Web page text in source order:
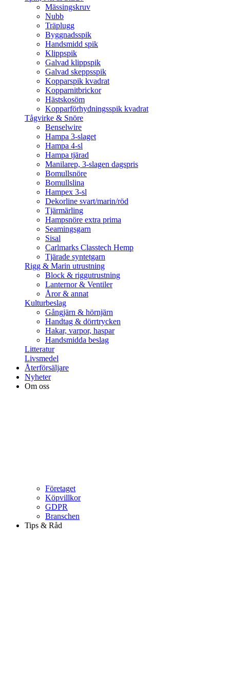
Mässingskruv
Nubb
Träplugg
Byggnadsspik
Handsmidd spik
Klippspik
Galvad klippspik
Galvad skeppsspik
Kopparspik kvadrat
Kopparnitbrickor
Hästskosöm
Kopparförhydningsspik kvadrat
Tågvirke & Snöre
Benselwire
Hampa 3-slaget
Hampa 4-sl
Hampa tjärad
Manilarep, 3-slagen dagspris
Bomullsnöre
Bomullslina
Hampex 3-sl
Dekorline svart/marin/röd
Tjärmärling
Hampsnöre extra prima
Seamingsgarn
Sisal
Carlmarks Classtech Hemp
Tjärade syntetgarn
Rigg & Marin utrustning
Block & riggutrustning
Lanternor & Ventiler
Åror & annat
Kulturbeslag
Gångjärn & hörnjärn
Handtag & dörrtrycken
Hakar, varpor, haspar
Handsmidda beslag
Litteratur
Livsmedel
Återförsäljare
Nyheter
Om oss
Företaget
Köpvillkor
GDPR
Branschen
Tips & Råd